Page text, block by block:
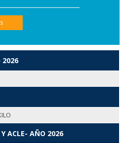
ACLE- AÑO 2026